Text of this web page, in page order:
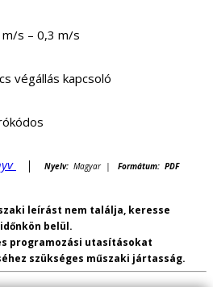
s – 0,3 m/s
végállás kapcsoló
| Nyelv: Magyar | Formátum: PDF
leírást nem találja, keresse
belül.
programozási utasításokat
szükséges műszaki jártasság.